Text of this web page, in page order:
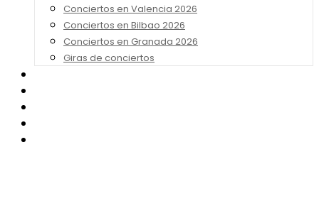
Conciertos en Valencia 2026
Conciertos en Bilbao 2026
Conciertos en Granada 2026
Giras de conciertos